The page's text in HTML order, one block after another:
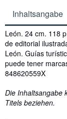
Inhaltsangabe
Inhaltsangabe
León. 24 cm. 118
de editorial
León. Guías
puede tener
848620559X
Die Inhaltsangabe
Titels beziehen.